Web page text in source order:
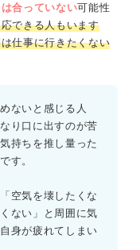
合っていない可能性
できる人もいます
仕事に行きたくない
ないと感じる人
り口に出すのが苦
持ちを推し量った
す。
空気を壊したくな
ない」と周囲に気
身が疲れてしまい